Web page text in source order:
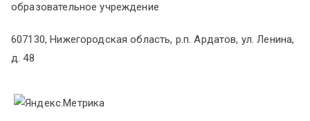
образовательное учреждение
607130, Нижегородская область, р.п. Ардатов, ул. Ленина,
д. 48